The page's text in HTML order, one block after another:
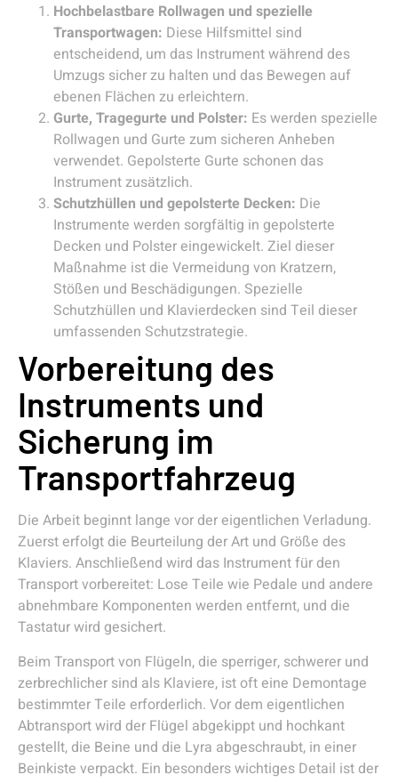
Hochbelastbare Rollwagen und spezielle
Transportwagen: Diese Hilfsmittel sind
entscheidend, um das Instrument während des
Umzugs sicher zu halten und das Bewegen auf
ebenen Flächen zu erleichtern.
Gurte, Tragegurte und Polster: Es werden spezielle
Rollwagen und Gurte zum sicheren Anheben
verwendet. Gepolsterte Gurte schonen das
Instrument zusätzlich.
Schutzhüllen und gepolsterte Decken: Die
Instrumente werden sorgfältig in gepolsterte
Decken und Polster eingewickelt. Ziel dieser
Maßnahme ist die Vermeidung von Kratzern,
Stößen und Beschädigungen. Spezielle
Schutzhüllen und Klavierdecken sind Teil dieser
umfassenden Schutzstrategie.
Vorbereitung des
Instruments und
Sicherung im
Transportfahrzeug
Die Arbeit beginnt lange vor der eigentlichen Verladung.
Zuerst erfolgt die Beurteilung der Art und Größe des
Klaviers. Anschließend wird das Instrument für den
Transport vorbereitet: Lose Teile wie Pedale und andere
abnehmbare Komponenten werden entfernt, und die
Tastatur wird gesichert.
Beim Transport von Flügeln, die sperriger, schwerer und
zerbrechlicher sind als Klaviere, ist oft eine Demontage
bestimmter Teile erforderlich. Vor dem eigentlichen
Abtransport wird der Flügel abgekippt und hochkant
gestellt, die Beine und die Lyra abgeschraubt, in einer
Beinkiste verpackt. Ein besonders wichtiges Detail ist der